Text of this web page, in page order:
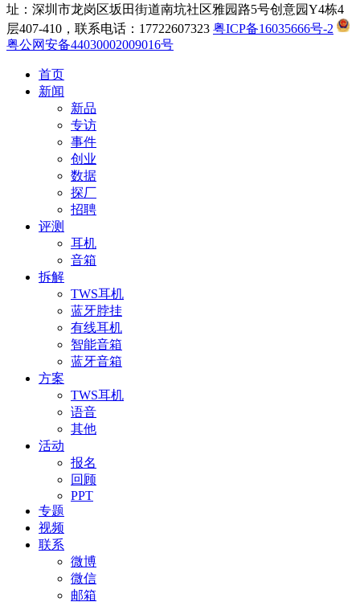
址：深圳市龙岗区坂田街道南坑社区雅园路5号创意园Y4栋4
层407-410，联系电话：17722607323 粤ICP备16035666号-2
粤公网安备44030002009016号
首页
新闻
新品
专访
事件
创业
数据
探厂
招聘
评测
耳机
音箱
拆解
TWS耳机
蓝牙脖挂
有线耳机
智能音箱
蓝牙音箱
方案
TWS耳机
语音
其他
活动
报名
回顾
PPT
专题
视频
联系
微博
微信
邮箱